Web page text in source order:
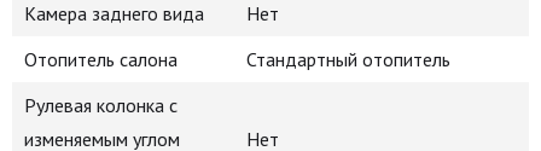
Камера заднего вида
Нет
Отопитель салона
Стандартный отопитель
Рулевая колонка с
изменяемым углом
Нет